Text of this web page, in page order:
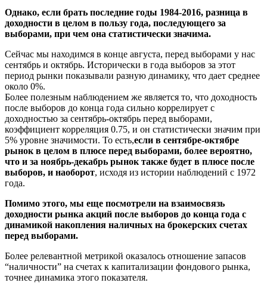
Однако, если брать последние годы 1984-2016, разница в
доходности в целом в пользу года, последующего за
выборами, при чем она статистически значима.
Сейчас мы находимся в конце августа, перед выборами у нас
сентябрь и октябрь. Исторически в года выборов за этот
период рынки показывали разную динамику, что дает среднее
около 0%.
Более полезным наблюдением же является то, что доходность
после выборов до конца года сильно коррелирует с
доходностью за сентябрь-октябрь перед выборами,
коэффициент корреляция 0.75, и он статистически значим при
5% уровне значимости. То есть,если в сентябре-октябре
рынок в целом в плюсе перед выборами, более вероятно,
что и за ноябрь-декабрь рынок также будет в плюсе после
выборов, и наоборот, исходя из истории наблюдений с 1972
года.
Помимо этого, мы еще посмотрели на взаимосвязь
доходности рынка акций после выборов до конца года с
динамикой накопления наличных на брокерских счетах
перед выборами.
Более релевантной метрикой оказалось отношение запасов
“наличности” на счетах к капитализации фондового рынка,
точнее динамика этого показателя.